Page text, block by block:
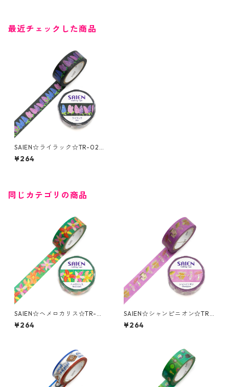
最近チェックした商品
SAIEN☆ライラック☆TR-029
3☆マスキングテープ
¥264
同じカテゴリの商品
SAIEN☆ヘメロカリス☆TR-0
291☆マスキングテープ
¥264
SAIEN☆シャンピニオン☆TR-
0292☆マスキングテープ
¥264